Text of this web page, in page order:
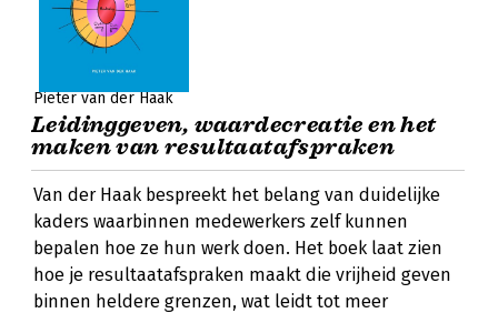
Pieter van der Haak
Leidinggeven, waardecreatie en het
maken van resultaatafspraken
Van der Haak bespreekt het belang van duidelijke
kaders waarbinnen medewerkers zelf kunnen
bepalen hoe ze hun werk doen. Het boek laat zien
hoe je resultaatafspraken maakt die vrijheid geven
binnen heldere grenzen, wat leidt tot meer